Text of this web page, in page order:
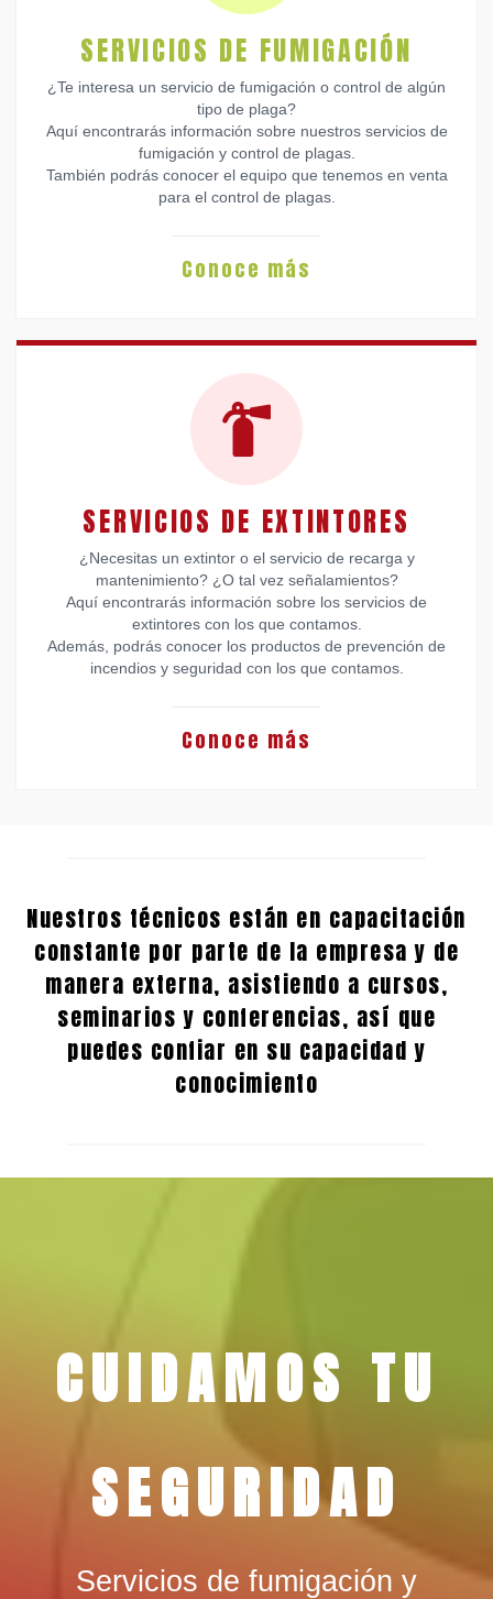
SERVICIOS DE FUMIGACIÓN
¿Te interesa un servicio de fumigación o control de algún
tipo de plaga?
Aquí encontrarás información sobre nuestros servicios de
fumigación y control de plagas.
También podrás conocer el equipo que tenemos en venta
para el control de plagas.
Conoce más
SERVICIOS DE EXTINTORES
¿Necesitas un extintor o el servicio de recarga y
mantenimiento? ¿O tal vez señalamientos?
Aquí encontrarás información sobre los servicios de
extintores con los que contamos.
Además, podrás conocer los productos de prevención de
incendios y seguridad con los que contamos.
Conoce más
Nuestros técnicos están en capacitación
constante por parte de la empresa y de
manera externa, asistiendo a cursos,
seminarios y conferencias, así que
puedes confiar en su capacidad y
conocimiento
CUIDAMOS TU
SEGURIDAD
Servicios de fumigación y